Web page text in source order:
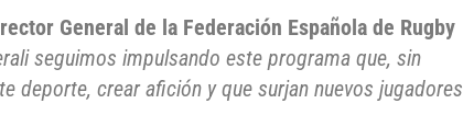
General de la Federación Española de Rugby
seguimos impulsando este programa que, sin
deporte, crear afición y que surjan nuevos jugadores